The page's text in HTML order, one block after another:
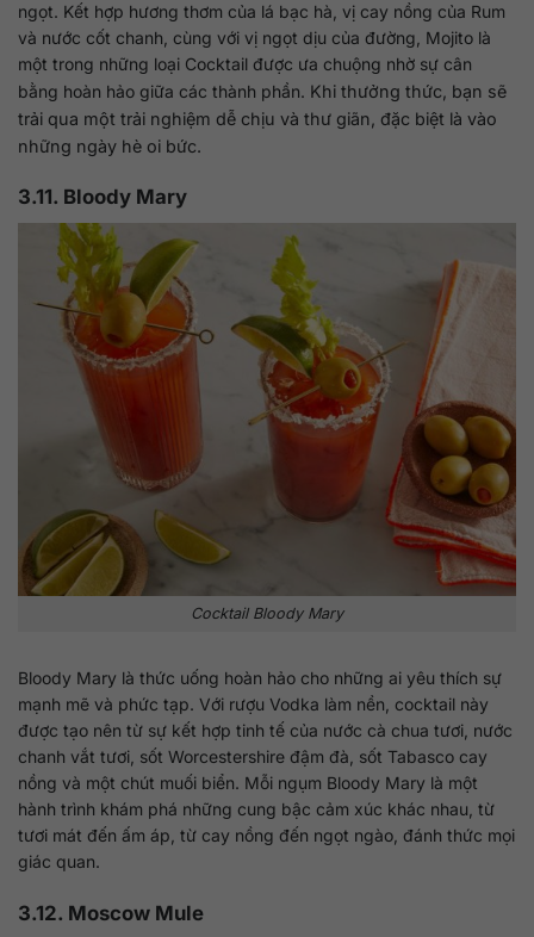
ngọt. Kết hợp hương thơm của lá bạc hà, vị cay nồng của Rum
và nước cốt chanh, cùng với vị ngọt dịu của đường, Mojito là
một trong những loại Cocktail được ưa chuộng nhờ sự cân
bằng hoàn hảo giữa các thành phần. Khi thưởng thức, bạn sẽ
trải qua một trải nghiệm dễ chịu và thư giãn, đặc biệt là vào
những ngày hè oi bức.
3.11. Bloody Mary
Cocktail Bloody Mary
Bloody Mary là thức uống hoàn hảo cho những ai yêu thích sự
mạnh mẽ và phức tạp. Với rượu Vodka làm nền, cocktail này
được tạo nên từ sự kết hợp tinh tế của nước cà chua tươi, nước
chanh vắt tươi, sốt Worcestershire đậm đà, sốt Tabasco cay
nồng và một chút muối biển. Mỗi ngụm Bloody Mary là một
hành trình khám phá những cung bậc cảm xúc khác nhau, từ
tươi mát đến ấm áp, từ cay nồng đến ngọt ngào, đánh thức mọi
giác quan.
3.12. Moscow Mule